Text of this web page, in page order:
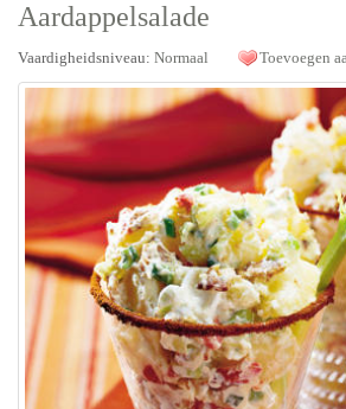
Aardappelsalade
Vaardigheidsniveau:Normaal Toevoegen